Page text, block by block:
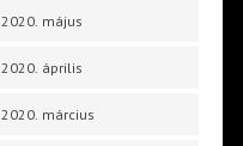
2020. május
2020. április
2020. március